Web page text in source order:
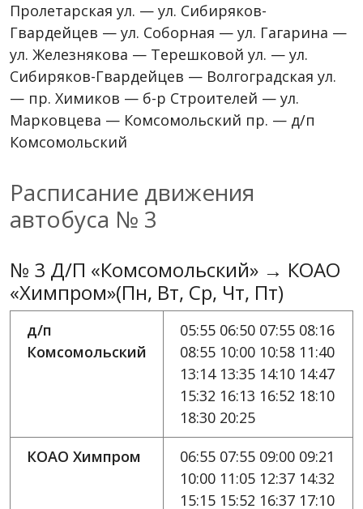
Пролетарская ул. — ул. Сибиряков-
Гвардейцев — ул. Соборная — ул. Гагарина —
ул. Железнякова — Терешковой ул. — ул.
Сибиряков-Гвардейцев — Волгоградская ул.
— пр. Химиков — б-р Строителей — ул.
Марковцева — Комсомольский пр. — д/п
Комсомольский
Расписание движения
автобуса № 3
№ 3 Д/П «Комсомольский» → КОАО
«Химпром»(Пн, Вт, Ср, Чт, Пт)
д/п
Комсомольский
05:55 06:50 07:55 08:16
08:55 10:00 10:58 11:40
13:14 13:35 14:10 14:47
15:32 16:13 16:52 18:10
18:30 20:25
КОАО Химпром
06:55 07:55 09:00 09:21
10:00 11:05 12:37 14:32
15:15 15:52 16:37 17:10